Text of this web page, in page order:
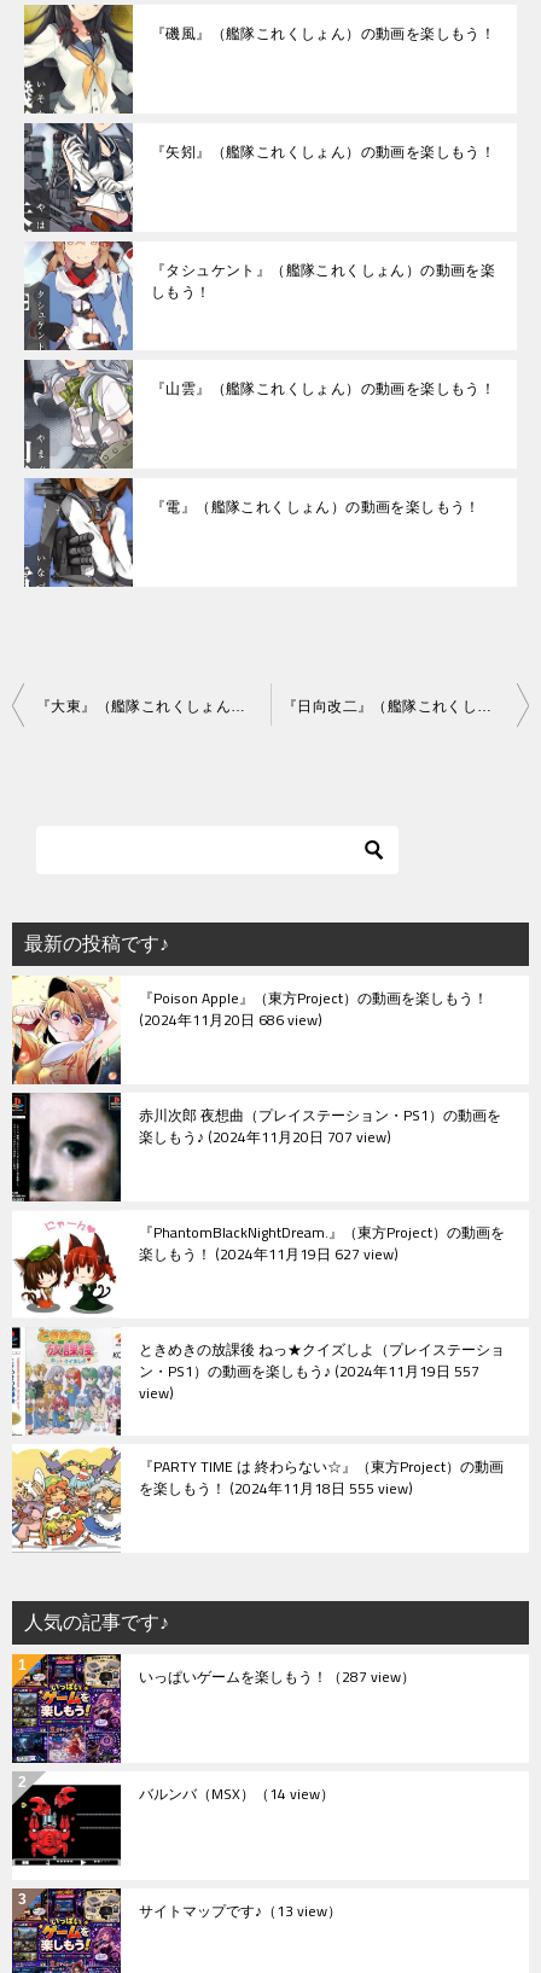
『磯風』（艦隊これくしょん）の動画を楽しもう！
『矢矧』（艦隊これくしょん）の動画を楽しもう！
『タシュケント』（艦隊これくしょん）の動画を楽
しもう！
『山雲』（艦隊これくしょん）の動画を楽しもう！
『電』（艦隊これくしょん）の動画を楽しもう！
投
シ
ョ
ン
最新の投稿です♪
『Poison Apple』（東方Project）の動画を楽しもう！
2024年11月20日 686 view
赤川次郎 夜想曲（プレイステーション・PS1）の動画を
楽しもう♪ 2024年11月20日 707 view
『PhantomBlackNightDream.』（東方Project）の動画を
楽しもう！ 2024年11月19日 627 view
ときめきの放課後 ねっ★クイズしよ（プレイステーショ
ン・PS1）の動画を楽しもう♪ 2024年11月19日 557
view
『PARTY TIME は 終わらない☆』（東方Project）の動画
を楽しもう！ 2024年11月18日 555 view
人気の記事です♪
いっぱいゲームを楽しもう！ （287 view）
バルンバ（MSX） （14 view）
サイトマップです♪ （13 view）